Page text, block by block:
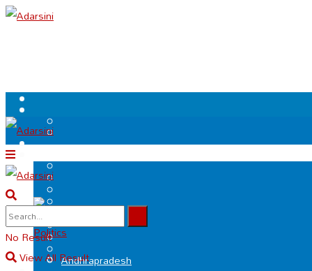
.
Politics
Andhrapradesh
No Result
View All Result